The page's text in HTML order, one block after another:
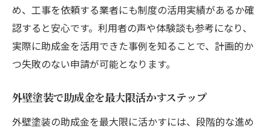
め、工事を依頼する業者にも制度の活用実績があるか確
認すると安心です。利用者の声や体験談も参考になり、
実際に助成金を活用できた事例を知ることで、計画的か
つ失敗のない申請が可能となります。
外壁塗装で助成金を最大限活かすステップ
外壁塗装の助成金を最大限に活かすには、段階的な進め